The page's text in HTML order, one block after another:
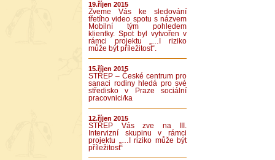
19.říjen 2015
Zveme Vás ke sledování
třetího video spotu s názvem
Mobilní tým pohledem
klientky. Spot byl vytvořen v
rámci projektu „…I riziko
může být příležitost“.
15.říjen 2015
STŘEP – České centrum pro
sanaci rodiny hledá pro své
středisko v Praze sociální
pracovnici/ka
12.říjen 2015
STŘEP Vás zve na III.
Intervizní skupinu v rámci
projektu „…I riziko může být
příležitost“